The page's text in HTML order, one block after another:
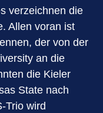
verzeichnen die
Allen voran ist
der von der
an die
die Kieler
State nach
Trio wird